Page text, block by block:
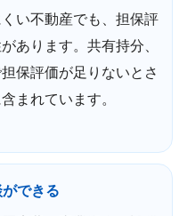
い不動産でも、担保評
あります。共有持分、
保評価が足りないとさ
まれています。
できる